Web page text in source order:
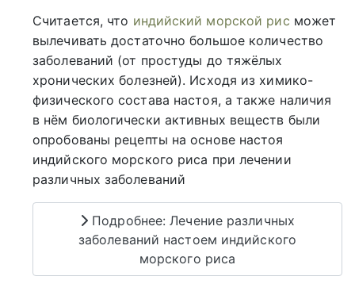
Считается, что индийский морской рис может
вылечивать достаточно большое количество
заболеваний (от простуды до тяжёлых
хронических болезней). Исходя из химико-
физического состава настоя, а также наличия
в нём биологически активных веществ были
опробованы рецепты на основе настоя
индийского морского риса при лечении
различных заболеваний
Подробнее: Лечение различных
заболеваний настоем индийского
морского риса